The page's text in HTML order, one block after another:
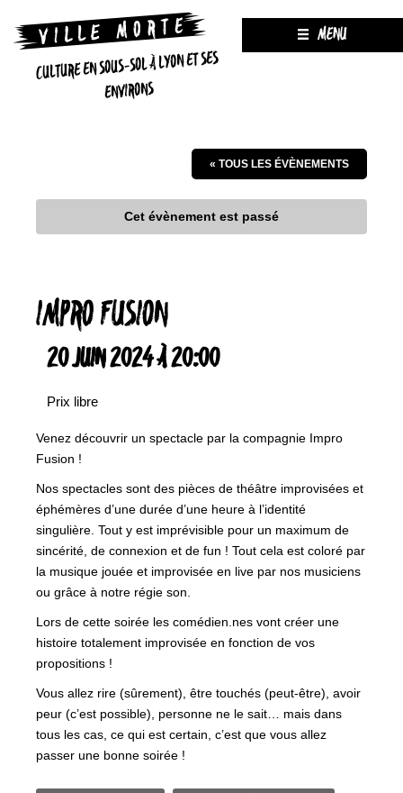
CULTURE EN SOUS-SOL À LYON ET SES
ENVIRONS
MENU
« TOUS LES ÉVÈNEMENTS
Cet évènement est passé
IMPRO FUSION
20 JUIN 2024 À 20:00
Prix libre
Venez découvrir un spectacle par la compagnie Impro
Fusion !
Nos spectacles sont des pièces de théâtre improvisées et
éphémères d’une durée d’une heure à l’identité
singulière. Tout y est imprévisible pour un maximum de
sincérité, de connexion et de fun ! Tout cela est coloré par
la musique jouée et improvisée en live par nos musiciens
ou grâce à notre régie son.
Lors de cette soirée les comédien.nes vont créer une
histoire totalement improvisée en fonction de vos
propositions !
Vous allez rire (sûrement), être touchés (peut-être), avoir
peur (c’est possible), personne ne le sait… mais dans
tous les cas, ce qui est certain, c’est que vous allez
passer une bonne soirée !